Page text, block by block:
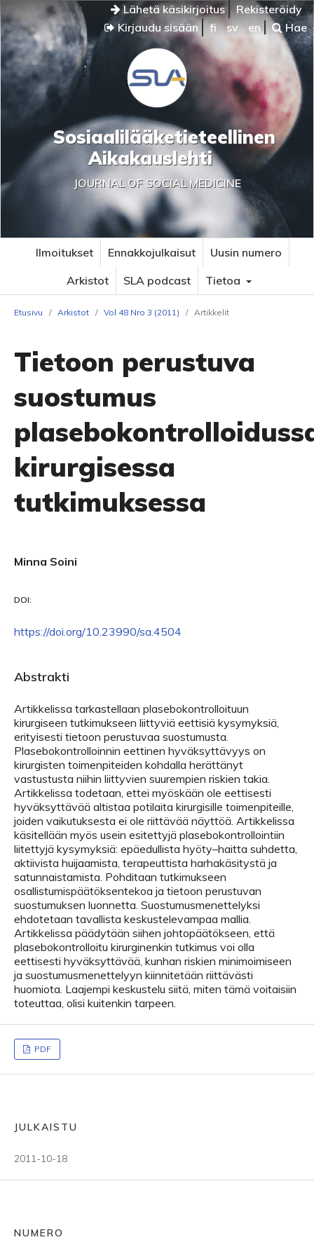
Lähetä käsikirjoitus
Rekisteröidy
Kirjaudu sisään
fi sv en Hae
Sosiaalilääketieteellinen
Aikakauslehti
JOURNAL OF SOCIAL MEDICINE
Ilmoitukset Ennakkojulkaisut
Uusin numero
Arkistot
SLA podcast Tietoa
Etusivu / Arkistot / Vol 48 Nro 3 (2011) / Artikkelit
Tietoon perustuva
suostumus
kirurgisessa
tutkimuksessa
Minna Soini
DOI:
https://doi.org/10.23990/sa.4504
Abstrakti
Artikkelissa tarkastellaan plasebokontrolloituun
kirurgiseen tutkimukseen liittyviä eettisiä kysymyksiä,
erityisesti tietoon perustuvaa suostumusta.
Plasebokontrolloinnin eettinen hyväksyttävyys on
kirurgisten toimenpiteiden kohdalla herättänyt
vastustusta niihin liittyvien suurempien riskien takia.
Artikkelissa todetaan, ettei myöskään ole eettisesti
hyväksyttävää altistaa potilaita kirurgisille toimenpiteille,
joiden vaikutuksesta ei ole riittävää näyttöä. Artikkelissa
käsitellään myös usein esitettyjä plasebokontrollointiin
liitettyjä kysymyksiä: epäedullista hyöty–haitta suhdetta,
aktiivista huijaamista, terapeuttista harhakäsitystä ja
satunnaistamista. Pohditaan tutkimukseen
osallistumispäätöksentekoa ja tietoon perustuvan
suostumuksen luonnetta. Suostumusmenettelyksi
ehdotetaan tavallista keskustelevampaa mallia.
Artikkelissa päädytään siihen johtopäätökseen, että
plasebokontrolloitu kirurginenkin tutkimus voi olla
eettisesti hyväksyttävää, kunhan riskien minimoimiseen
ja suostumusmenettelyyn kiinnitetään riittävästi
huomiota. Laajempi keskustelu siitä, miten tämä voitaisiin
toteuttaa, olisi kuitenkin tarpeen.
PDF
JULKAISTU
2011-10-18
NUMERO